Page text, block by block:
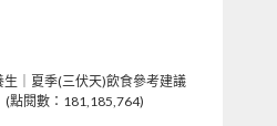
生｜夏季(三伏天)飲食參考建議
(點閱數：181,185,764)